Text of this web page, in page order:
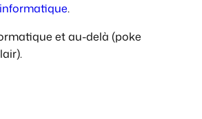
informatique.
et au-delà (poke
).